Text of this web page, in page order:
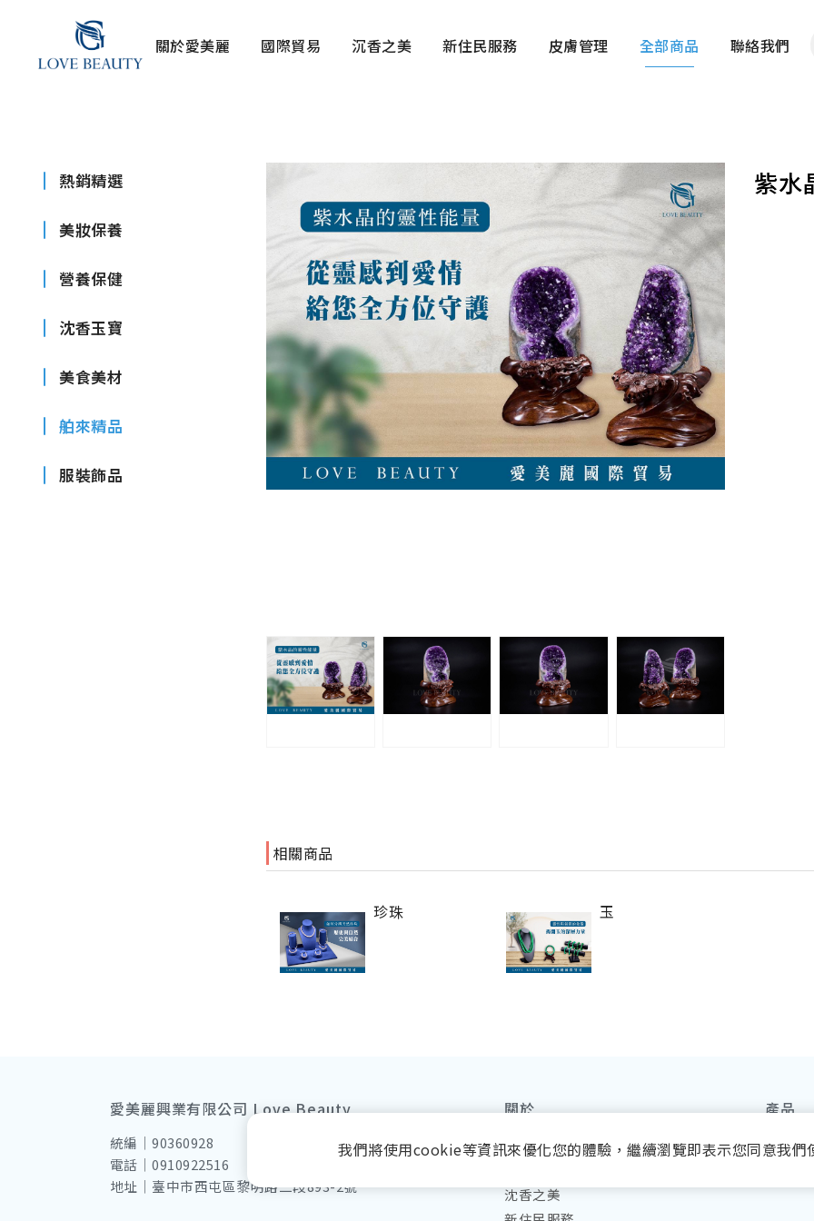
關於愛美麗 國際貿易 沉香之美 新住民服務 皮膚管理 全部商品 聯絡我們
熱銷精選
美妝保養
營養保健
沈香玉寶
美食美材
舶來精品
服裝飾品
紫水
相關商品
珍珠 玉
愛美麗興業有限公司 Love Beauty
統編｜90360928
電話｜0910922516
地址｜臺中市西屯區黎明路二段893-2號
關於
品牌故事
沈香之美
產品
所有商
我們將使用cookie等資訊來優化您的體驗，繼續瀏覽即表示您同意我們